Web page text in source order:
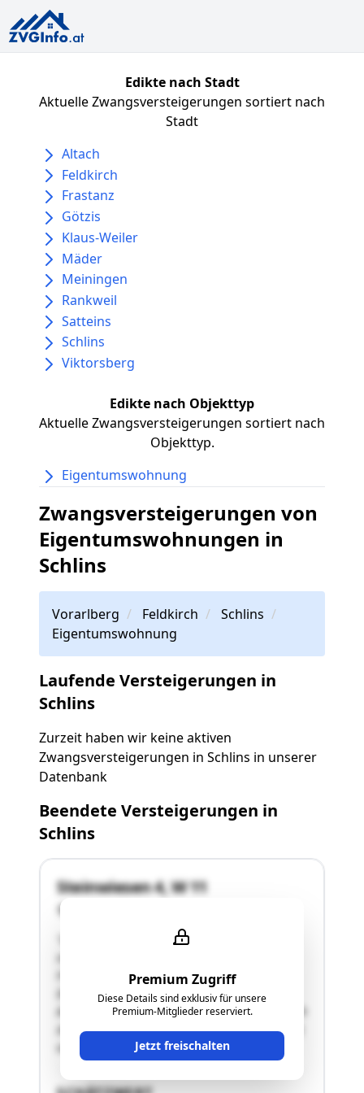
Edikte nach Stadt
Aktuelle Zwangsversteigerungen sortiert nach
Stadt
Altach
Feldkirch
Frastanz
Götzis
Klaus-Weiler
Mäder
Meiningen
Rankweil
Satteins
Schlins
Viktorsberg
Edikte nach Objekttyp
Aktuelle Zwangsversteigerungen sortiert nach
Objekttyp.
Eigentumswohnung
Zwangsversteigerungen von
Eigentumswohnungen in
Schlins
Vorarlberg Feldkirch
Schlins
Eigentumswohnung
Laufende Versteigerungen in
Schlins
Zurzeit haben wir keine aktiven
Zwangsversteigerungen in Schlins in unserer
Datenbank
Beendete Versteigerungen in
Schlins
Premium Zugriff
Diese Details sind exklusiv für unsere
Premium-Mitglieder reserviert.
Jetzt freischalten
Steinwiesen 4, W 11
"Die gegenständliche Liegenschaft befindet sich
in der Gemeinde Schlins, Ortsteil
Frommengärsch, am Fuß des Jagdbergs, in
Dorfkernnähe, ruhig gelegen.
Auf der Liegenschaft besteht die Bebauung durch
zwei Mehrwohnungshäuser (Haus I und Haus II)
und zwei Reihengaragen sowie zwei Reihen …"